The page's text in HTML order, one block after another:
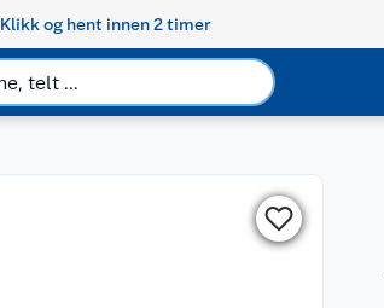
Klikk og hent innen 2 timer